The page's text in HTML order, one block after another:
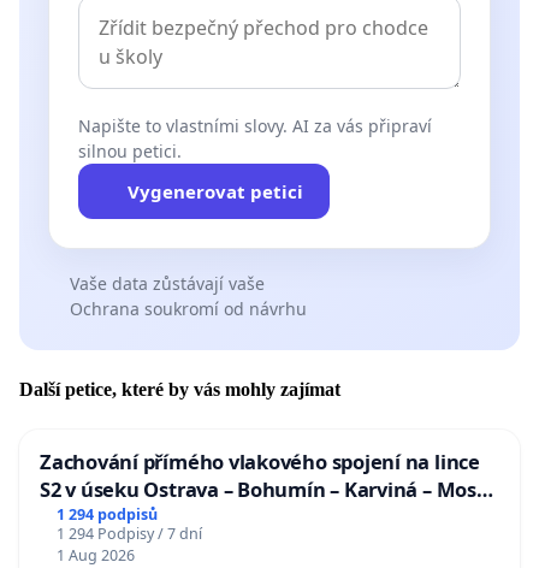
Napište to vlastními slovy. AI za vás připraví
silnou petici.
Vygenerovat petici
Vaše data zůstávají vaše
Ochrana soukromí od návrhu
Další petice, které by vás mohly zajímat
Zachování přímého vlakového spojení na lince
S2 v úseku Ostrava – Bohumín – Karviná – Mosty
u Jablunkova
1 294 podpisů
1 294 Podpisy / 7 dní
1 Aug 2026